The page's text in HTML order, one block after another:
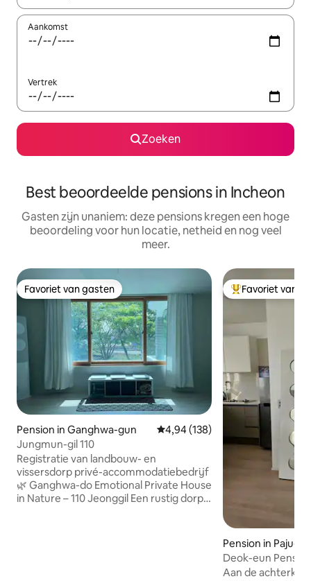
Aankomst
Vertrek
Zoeken
Best beoordeelde pensions in Incheon
Gasten zijn unaniem: deze pensions kregen een hoge
beoordeling voor hun locatie, netheid en nog veel
meer.
Favoriet van gasten
Favoriet van gasten
Pension in Ganghwa-gun Gemiddelde beoordeling van
4,94 (138)
Jungmun-gil 110
Registratie van landbouw- en
vissersdorp privé-accommodatiebedrijf
🌿 Ganghwa-do Emotional Private House
in Nature – 110 Jeonggil Een rustig dorpje
Topfavoriet van
Favoriet van
Pension in Paju-si
Deok-eun
Aan de